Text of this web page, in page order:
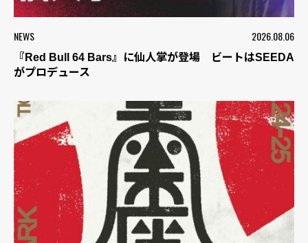
NEWS 2026.08.06
『Red Bull 64 Bars』に仙人掌が登場 ビートはSEEDA
がプロデュース